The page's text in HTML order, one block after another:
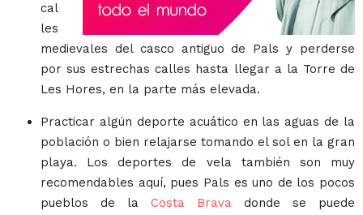
cal
les
medievales del casco antiguo de Pals y perderse
por sus estrechas calles hasta llegar a la Torre de
Les Hores, en la parte más elevada.
Practicar algún deporte acuático en las aguas de la
población o bien relajarse tomando el sol en la gran
playa. Los deportes de vela también son muy
recomendables aquí, pues Pals es uno de los pocos
pueblos de la Costa Brava donde se puede